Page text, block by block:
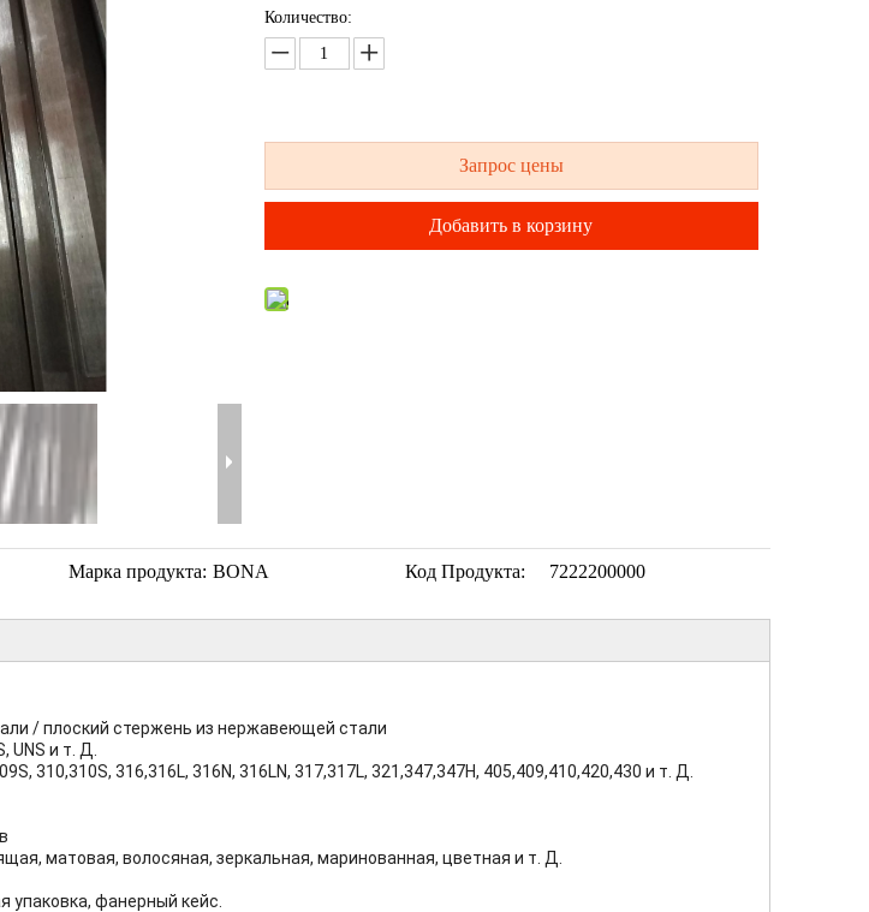
Количество:
Запрос цены
Добавить в корзину
Марка продукта: BONA Код Продукта: 7222200000
/ плоский стержень из нержавеющей стали
UNS и т. Д.
310,310S, 316,316L, 316N, 316LN, 317,317L, 321,347,347H, 405,409,410,420,430 и т. Д.
матовая, волосяная, зеркальная, маринованная, цветная и т. Д.
упаковка, фанерный кейс.